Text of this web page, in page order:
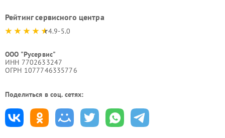
Рейтинг сервисного центра
4.9-5.0
ООО "Русервис"
ИНН 7702633247
ОГРН 1077746335776
Поделиться в соц. сетях: